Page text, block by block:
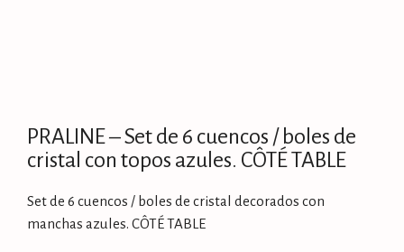
PRALINE – Set de 6 cuencos / boles de
cristal con topos azules. CÔTÉ TABLE
Set de 6 cuencos / boles de cristal decorados con
manchas azules. CÔTÉ TABLE